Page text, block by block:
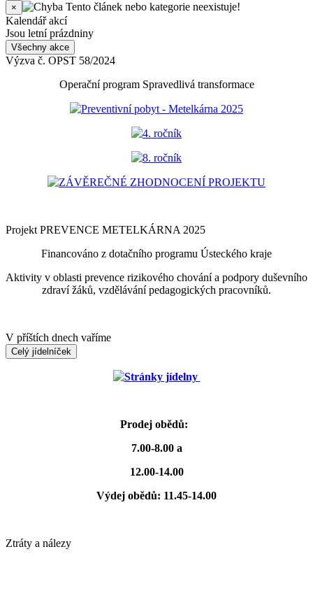
×
Tento článek nebo kategorie neexistuje!
Kalendář akcí
Jsou letní prázdniny
Všechny akce
Výzva č. OPST 58/2024
Operační program Spravedlivá transformace
Preventivní pobyt - Metelkárna 2025
4. ročník
8. ročník
ZÁVĚREČNÉ ZHODNOCENÍ PROJEKTU
Projekt PREVENCE METELKÁRNA 2025
Financováno z dotačního programu Ústeckého kraje
Aktivity v oblasti prevence rizikového chování a podpory duševního
zdraví žáků, vzdělávání pedagogických pracovníků.
V příštích dnech vaříme
Celý jídelníček
Stránky jídelny
Prodej obědů:
7.00-8.00 a
12.00-14.00
Výdej obědů: 11.45-14.00
Ztráty a nálezy